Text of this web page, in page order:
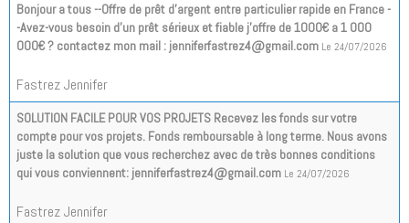
Bonjour a tous --Offre de prêt d'argent entre particulier rapide en France -
-Avez-vous besoin d'un prêt sérieux et fiable j'offre de 1000€ a 1 000
000€ ? contactez mon mail : jenniferfastrez4@gmail.com Le 24/07/2026
Fastrez Jennifer
SOLUTION FACILE POUR VOS PROJETS Recevez les fonds sur votre
compte pour vos projets. Fonds remboursable à long terme. Nous avons
juste la solution que vous recherchez avec de très bonnes conditions
qui vous conviennent: jenniferfastrez4@gmail.com Le 24/07/2026
Fastrez Jennifer